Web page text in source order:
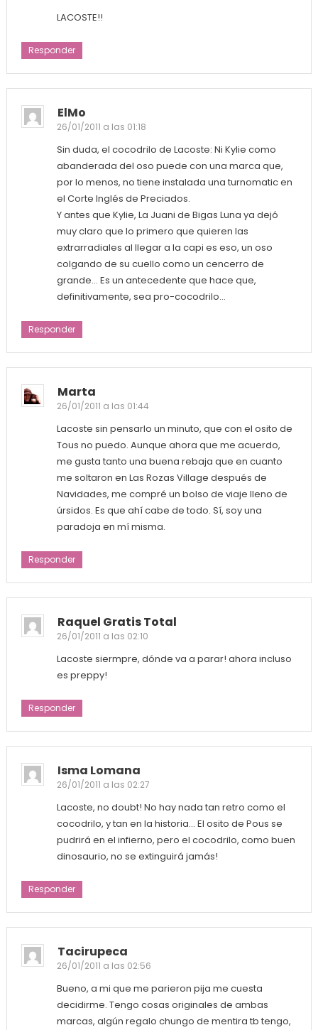
LACOSTE!!
Responder
ElMo
26/01/2011 a las 01:18
Sin duda, el cocodrilo de Lacoste: Ni Kylie como
abanderada del oso puede con una marca que,
por lo menos, no tiene instalada una turnomatic en
el Corte Inglés de Preciados.
Y antes que Kylie, La Juani de Bigas Luna ya dejó
muy claro que lo primero que quieren las
extrarradiales al llegar a la capi es eso, un oso
colgando de su cuello como un cencerro de
grande… Es un antecedente que hace que,
definitivamente, sea pro-cocodrilo…
Responder
Marta
26/01/2011 a las 01:44
Lacoste sin pensarlo un minuto, que con el osito de
Tous no puedo. Aunque ahora que me acuerdo,
me gusta tanto una buena rebaja que en cuanto
me soltaron en Las Rozas Village después de
Navidades, me compré un bolso de viaje lleno de
úrsidos. Es que ahí cabe de todo. Sí, soy una
paradoja en mí misma.
Responder
Raquel Gratis Total
26/01/2011 a las 02:10
Lacoste siermpre, dónde va a parar! ahora incluso
es preppy!
Responder
Isma Lomana
26/01/2011 a las 02:27
Lacoste, no doubt! No hay nada tan retro como el
cocodrilo, y tan en la historia… El osito de Pous se
pudrirá en el infierno, pero el cocodrilo, como buen
dinosaurio, no se extinguirá jamás!
Responder
Tacirupeca
26/01/2011 a las 02:56
Bueno, a mi que me parieron pija me cuesta
decidirme. Tengo cosas originales de ambas
marcas, algún regalo chungo de mentira tb tengo,